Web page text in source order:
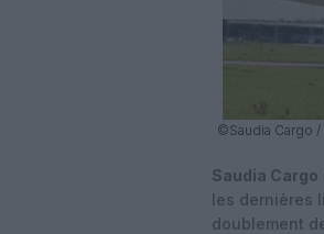
©Saudia Cargo
Saudia Cargo
les dernières
doublement